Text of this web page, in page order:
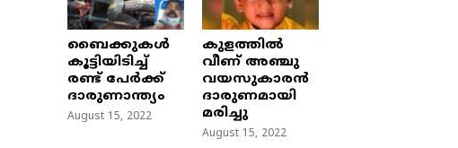
ബൈക്കുകൾ
കൂട്ടിയിടിച്ച്
രണ്ട് പേർക്ക്
ദാരുണാന്ത്യം
August 15, 2022
കുളത്തില്‍
വീണ് അഞ്ചു
വയസുകാരന്‍
ദാരുണമായി
മരിച്ചു
August 15, 2022